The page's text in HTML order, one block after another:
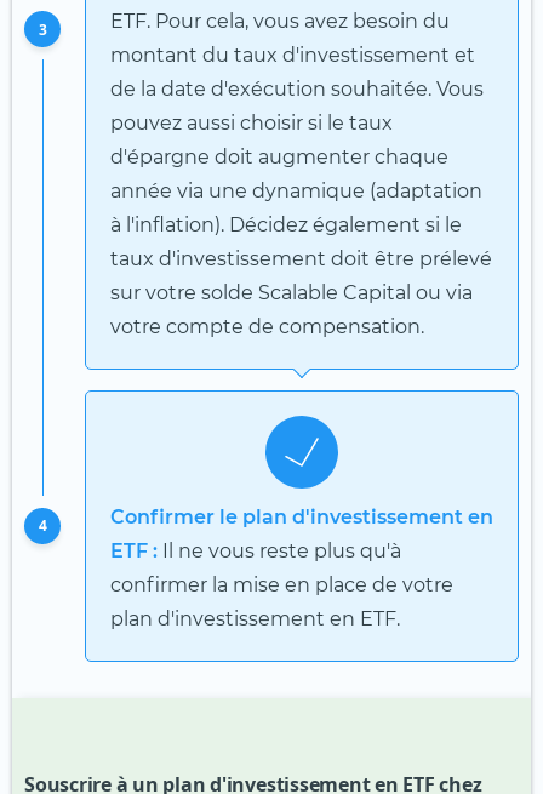
3
ETF. Pour cela, vous avez besoin du
montant du taux d'investissement et
de la date d'exécution souhaitée. Vous
pouvez aussi choisir si le taux
d'épargne doit augmenter chaque
année via une dynamique (adaptation
à l'inflation). Décidez également si le
taux d'investissement doit être prélevé
sur votre solde Scalable Capital ou via
votre compte de compensation.
4
Confirmer le plan d'investissement en
ETF : Il ne vous reste plus qu'à
confirmer la mise en place de votre
plan d'investissement en ETF.
Souscrire à un plan d'investissement en ETF chez